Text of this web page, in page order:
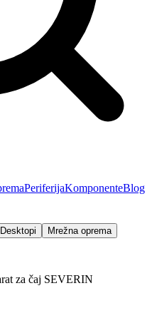
PeriferijaKomponenteBlog
Desktopi
Mrežna oprema
za čaj SEVERIN